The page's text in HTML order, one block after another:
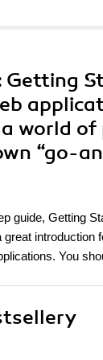
Getting
world
“go-
guide, Getting
introduction
You